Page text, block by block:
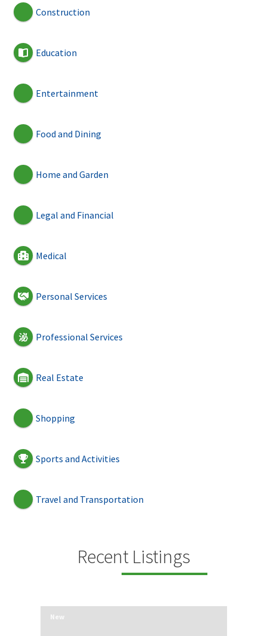
Construction
Education
Entertainment
Food and Dining
Home and Garden
Legal and Financial
Medical
Personal Services
Professional Services
Real Estate
Shopping
Sports and Activities
Travel and Transportation
Recent Listings
New